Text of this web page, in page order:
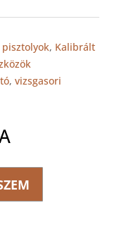
, Kalibrált
, vizsgasori